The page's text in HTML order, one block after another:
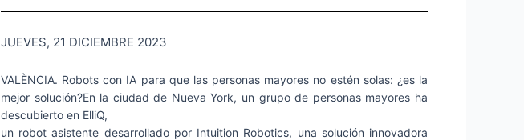
JUEVES, 21 DICIEMBRE 2023
VALÈNCIA. Robots con IA para que las personas mayores no estén solas: ¿es la
mejor solución?En la ciudad de Nueva York, un grupo de personas mayores ha
descubierto en ElliQ,
un robot asistente desarrollado por Intuition Robotics, una solución innovadora